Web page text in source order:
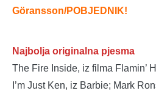
Göransson/POBJEDNIK!
Najbolja originalna pjesma
The Fire Inside, iz filma Flamin’
I’m Just Ken, iz Barbie; Mark